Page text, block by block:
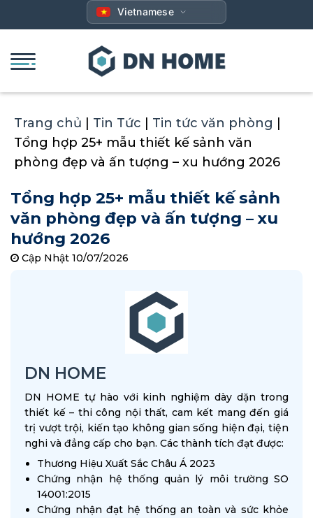
qua
dung
Vietnamese
Trang chủ Tin Tức Tin tức văn phòng
Tổng hợp 25+ mẫu thiết kế sảnh văn
phòng đẹp và ấn tượng – xu hướng 2026
Tổng hợp 25+ mẫu thiết kế sảnh
văn phòng đẹp và ấn tượng – xu
hướng 2026
Cập Nhật 10/07/2026
DN HOME
DN HOME tự hào với kinh nghiệm dày dặn trong
thiết kế – thi công nội thất, cam kết mang đến giá
trị vượt trội, kiến tạo không gian sống hiện đại, tiện
nghi và đẳng cấp cho bạn. Các thành tích đạt được:
Thương Hiệu Xuất Sắc Châu Á 2023
Chứng nhận hệ thống quản lý môi trường SO
14001:2015
Chứng nhận đạt hệ thống an toàn và sức khỏe